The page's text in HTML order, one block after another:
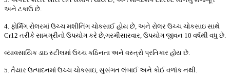
અને ટકાઉ છે.
4. ફોર્મિંગ રોલરમાં ઉચ્ચ મશીનિંગ ચોકસાઈ હોય છે, અને રોલર ઉચ્ચ ચોકસાઇ સાથે
Cr12 તરીકે સામગ્રીનો ઉપયોગ કરે છે,ગરમીસારવાર, ઉપયોગ જીવન 10 વર્ષથી વધુ છે.
વ્યાવસાયિક ડાઇ સ્ટીલમાં ઉચ્ચ કઠિનતા અને વસ્ત્રો પ્રતિકાર હોય છે.
5. તૈયાર ઉત્પાદનમાં ઉચ્ચ ચોકસાઇ, સુસંગત લંબાઈ અને કોઈ વળાંક નથી.